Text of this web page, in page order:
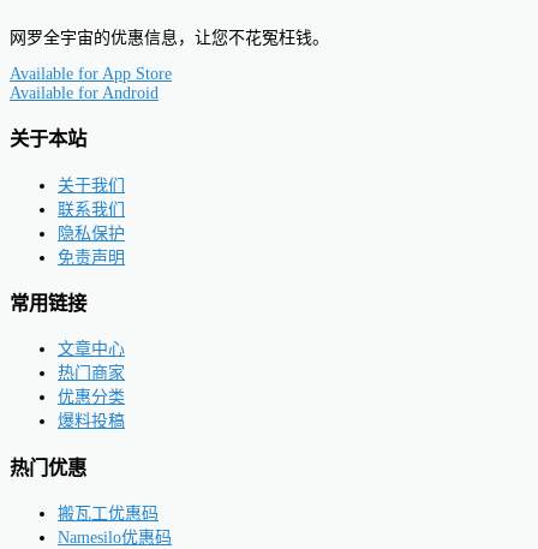
网罗全宇宙的优惠信息，让您不花冤枉钱。
Available for App Store
Available for Android
关于本站
关于我们
联系我们
隐私保护
免责声明
常用链接
文章中心
热门商家
优惠分类
爆料投稿
热门优惠
搬瓦工优惠码
Namesilo优惠码